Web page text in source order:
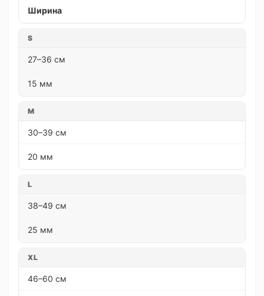
Ширина
S
27–36 см
15 мм
M
30–39 см
20 мм
L
38–49 см
25 мм
XL
46–60 см